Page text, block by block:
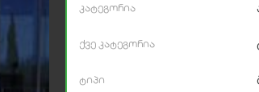
კატეგორია
ქვე კატეგორია
ტიპი